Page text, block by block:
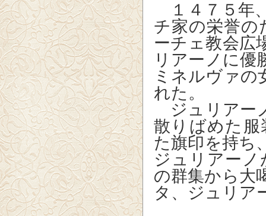
１４７５年
チ家の栄誉の
ーチェ教会広
リアーノに優
ミネルヴァの
れた。
ジュリアー
散りばめた
た旗印を持ち
ジュリアー
の群集から大
タ、ジュリア